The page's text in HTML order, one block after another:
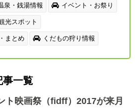
泉・銭湯情報 イベント・お祭り
光スポット
まとめ くだもの狩り情報
事一覧
ト映画祭（fidff）2017が来月